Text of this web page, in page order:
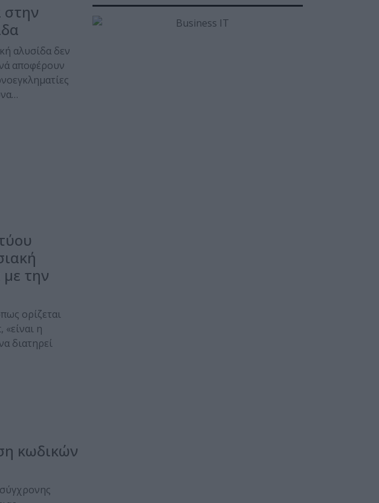
αλυσίδα δεν
αποφέρουν
την
ορίζεται
η
διατηρεί
κωδικών